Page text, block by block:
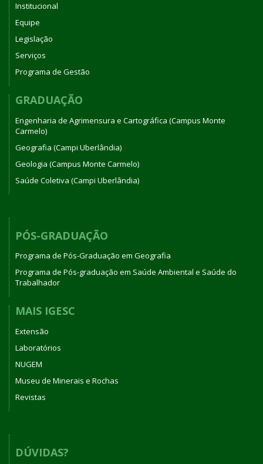
Institucional
Equipe
Legislação
Serviços
Programa de Gestão
GRADUAÇÃO
Engenharia de Agrimensura e Cartográfica (Campus Monte
Carmelo)
Geografia (Campi Uberlândia)
Geologia (Campus Monte Carmelo)
Saúde Coletiva (Campi Uberlândia)
PÓS-GRADUAÇÃO
Programa de Pós-Graduação em Geografia
Programa de Pós-graduação em Saúde Ambiental e Saúde do
Trabalhador
MAIS IGESC
Extensão
Laboratórios
NUGEM
Museu de Minerais e Rochas
Revistas
DÚVIDAS?